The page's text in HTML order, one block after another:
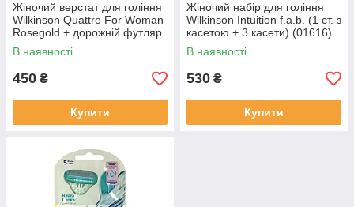
Жіночий верстат для гоління
Wilkinson Quattro For Woman
Rosegold + дорожній футляр
(01617)
В наявності
450 ₴
Купити
Жіночий набір для гоління
Wilkinson Intuition f.a.b. (1 ст. з
касетою + 3 касети) (01616)
В наявності
530 ₴
Купити